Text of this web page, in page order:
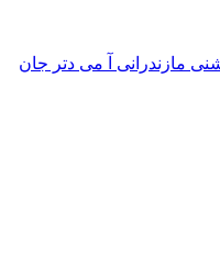
مازندرانی آ می دتر جان